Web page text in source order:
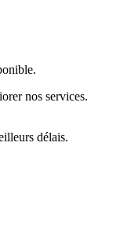
nos services.
délais.